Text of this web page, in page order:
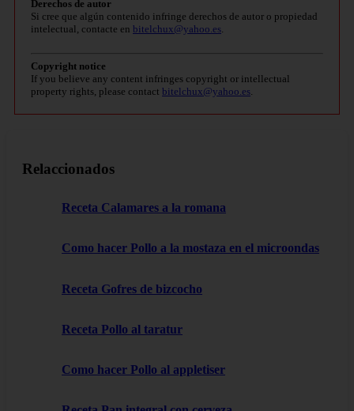
Derechos de autor
Si cree que algún contenido infringe derechos de autor o propiedad
intelectual, contacte en bitelchux@yahoo.es
Copyright notice
If you believe any content infringes copyright or intellectual
property rights, please contact bitelchux@yahoo.es
Relaccionados
Receta Calamares a la romana
Como hacer Pollo a la mostaza en el microondas
Receta Gofres de bizcocho
Receta Pollo al taratur
Como hacer Pollo al appletiser